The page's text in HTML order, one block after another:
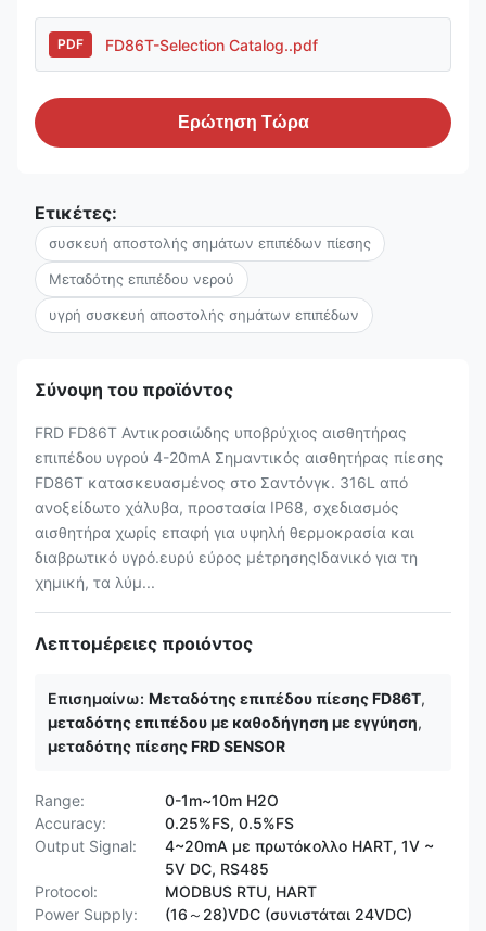
PDF FD86T-Selection Catalog..pdf
Ερώτηση Τώρα
Ετικέτες:
συσκευή αποστολής σημάτων επιπέδων πίεσης
Μεταδότης επιπέδου νερού
υγρή συσκευή αποστολής σημάτων επιπέδων
Σύνοψη του προϊόντος
FRD FD86T Αντικροσιώδης υποβρύχιος αισθητήρας
επιπέδου υγρού 4-20mA Σημαντικός αισθητήρας πίεσης
FD86T κατασκευασμένος στο Σαντόνγκ. 316L από
ανοξείδωτο χάλυβα, προστασία IP68, σχεδιασμός
αισθητήρα χωρίς επαφή για υψηλή θερμοκρασία και
διαβρωτικό υγρό.ευρύ εύρος μέτρησηςΙδανικό για τη
χημική, τα λύμ...
Λεπτομέρειες προιόντος
Επισημαίνω: Μεταδότης επιπέδου πίεσης FD86T,
μεταδότης επιπέδου με καθοδήγηση με εγγύηση,
μεταδότης πίεσης FRD SENSOR
Range:
0-1m~10m H2O
Accuracy:
0.25%FS, 0.5%FS
Output Signal:
4~20mA με πρωτόκολλο HART, 1V ~
5V DC, RS485
Protocol:
MODBUS RTU, HART
Power Supply:
(16～28)VDC (συνιστάται 24VDC)